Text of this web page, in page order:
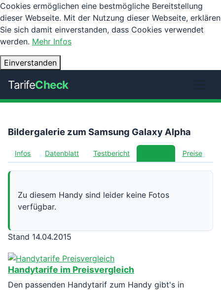
Cookies ermöglichen eine bestmögliche Bereitstellung
dieser Webseite. Mit der Nutzung dieser Webseite, erklären
Sie sich damit einverstanden, dass Cookies verwendet
werden. Mehr Infos
Einverstanden
TarifeCheck
Bildergalerie zum Samsung Galaxy Alpha
Infos Datenblatt Testbericht Preise
Zu diesem Handy sind leider keine Fotos
verfügbar.
Stand 14.04.2015
Handytarife im Preisvergleich
Den passenden Handytarif zum Handy gibt's in